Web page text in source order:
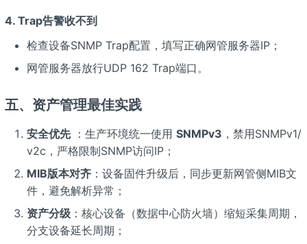
4. Trap告警收不到
检查设备SNMP Trap配置，填写正确网管服务器IP；
网管服务器放行UDP 162 Trap端口。
五、资产管理最佳实践
安全优先：生产环境统一使用 SNMPv3 ，禁用SNMPv1/
v2c，严格限制SNMP访问IP；
MIB版本对齐：设备固件升级后，同步更新网管侧MIB文
件，避免解析异常；
资产分级：核心设备（数据中心防火墙）缩短采集周期，
分支设备延长周期；